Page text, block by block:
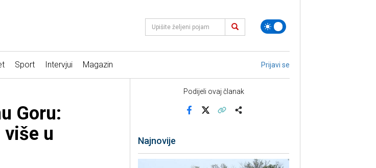
Sport Intervjui Magazin Prijavi se
Goru:
u
Podijeli ovaj članak
Najnovije